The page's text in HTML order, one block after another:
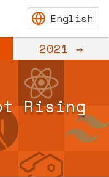
2021 →
Rising